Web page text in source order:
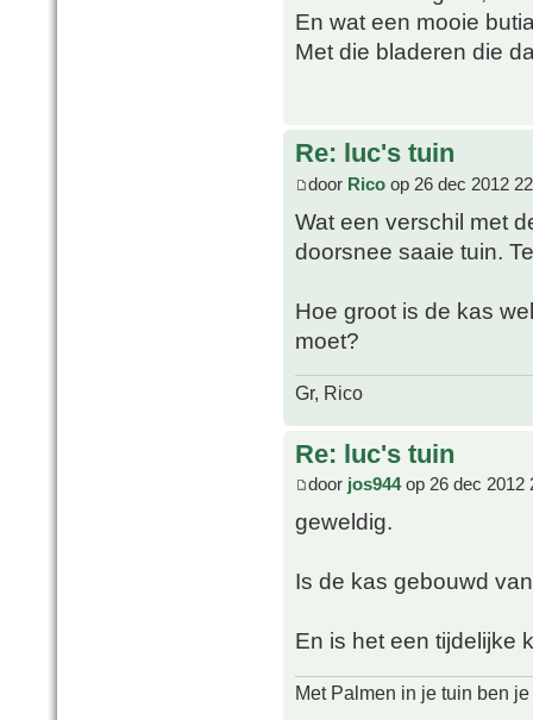
En wat een mooie
Met die bladeren die
Re: luc's tuin
door Rico op 26 dec 2012
Wat een verschil met
doorsnee saaie tuin.
Hoe groot is de kas
moet?
Gr, Rico
Re: luc's tuin
door jos944op 26 dec 2012
geweldig.
Is de kas gebouwd
En is het een tijdelijke
Met Palmen in je tuin ben